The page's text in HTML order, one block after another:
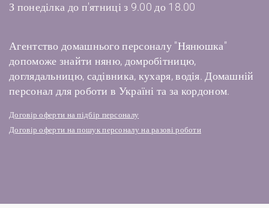
З понеділка до п'ятниці з 9.00 до 18.00
Агентство домашнього персоналу "Нянюшка"
допоможе знайти няню, домробітницю,
доглядальницю, садівника, кухаря, водія. Домашній
персонал для роботи в Україні та за кордоном.
Договір оферти на підбір персоналу
Договір оферти на пошук персоналу на разові роботи